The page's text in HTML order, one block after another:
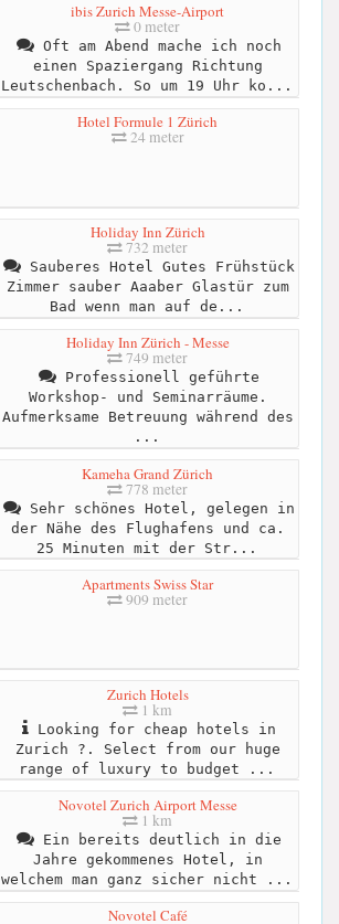
ibis Zurich Messe-Airport
0 meter
Oft am Abend mache ich noch
einen Spaziergang Richtung
Leutschenbach. So um 19 Uhr ko...
Hotel Formule 1 Zürich
24 meter
Holiday Inn Zürich
732 meter
Sauberes Hotel Gutes Frühstück
Zimmer sauber Aaaber Glastür zum
Bad wenn man auf de...
Holiday Inn Zürich - Messe
749 meter
Professionell geführte
Workshop- und Seminarräume.
Aufmerksame Betreuung während des
...
Kameha Grand Zürich
778 meter
Sehr schönes Hotel, gelegen in
der Nähe des Flughafens und ca.
25 Minuten mit der Str...
Apartments Swiss Star
909 meter
Zurich Hotels
1 km
Looking for cheap hotels in
Zurich ?. Select from our huge
range of luxury to budget ...
Novotel Zurich Airport Messe
1 km
Ein bereits deutlich in die
Jahre gekommenes Hotel, in
welchem man ganz sicher nicht ...
Novotel Café